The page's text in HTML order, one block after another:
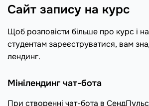
Сайт запису на курс
Щоб розповісти більше про курс і
студентам зареєструватися, вам
лендинг.
Мінілендинг чат-бота
При створенні чат-бота в